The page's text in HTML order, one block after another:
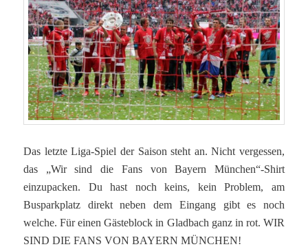
Das letzte Liga-Spiel der Saison steht an. Nicht vergessen,
das „Wir sind die Fans von Bayern München“-Shirt
einzupacken. Du hast noch keins, kein Problem, am
Busparkplatz direkt neben dem Eingang gibt es noch
welche. Für einen Gästeblock in Gladbach ganz in rot. WIR
SIND DIE FANS VON BAYERN MÜNCHEN!